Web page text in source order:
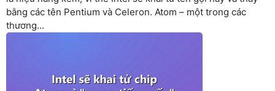
bằng các tên Pentium và Celeron. Atom – một trong các
thương...